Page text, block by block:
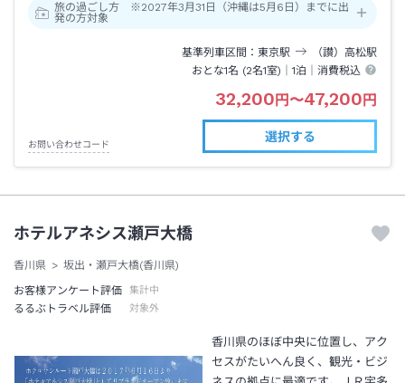
旅の過ごし方 ※2027年3月31日（沖縄は5月6日）までに出
発の方対象
基準列車区間 東京駅 （讃）高松駅
おとな1名 (2名1室)｜1泊 ｜消費税込
32,200 円 〜47,200 円
お問い合わせコード
選択する
ホテルアネシス瀬戸大橋
香川県
坂出・瀬戸大橋(香川県)
お客様アンケート評価
集計中
るるぶトラベル評価 対象外
香川県のほぼ中央に位置し、アク
セスがたいへん良く、観光・ビジ